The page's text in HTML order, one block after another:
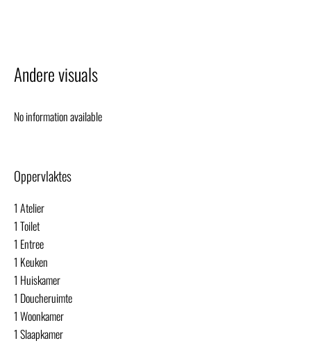
Andere visuals
No information available
Oppervlaktes
1 Atelier
1 Toilet
1 Entree
1 Keuken
1 Huiskamer
1 Doucheruimte
1 Woonkamer
1 Slaapkamer